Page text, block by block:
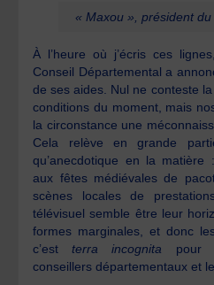
« Maxou », président
À l’heure où j’écris ces
Conseil Départemental a
de ses aides. Nul ne conteste
conditions du moment, mais
la circonstance une
Cela relève en grande
qu’anecdotique en la
aux fêtes médiévales de
scènes locales de
télévisuel semble être leur
formes marginales, et donc
c’estterra incognita pour
conseillers départementaux et